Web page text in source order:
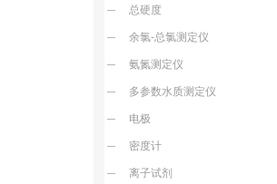
总硬度
余氯-总氯测定仪
氨氮测定仪
多参数水质测定仪
电极
密度计
离子试剂